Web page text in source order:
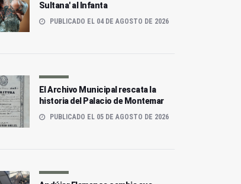
Sultana' al Infanta
PUBLICADO EL 04 DE AGOSTO DE 2026
El Archivo Municipal rescata la
historia del Palacio de Montemar
PUBLICADO EL 05 DE AGOSTO DE 2026